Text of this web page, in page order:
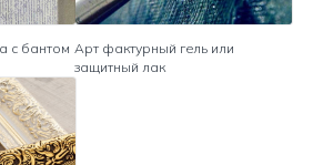
с бантом Арт фактурный гель или
защитный лак